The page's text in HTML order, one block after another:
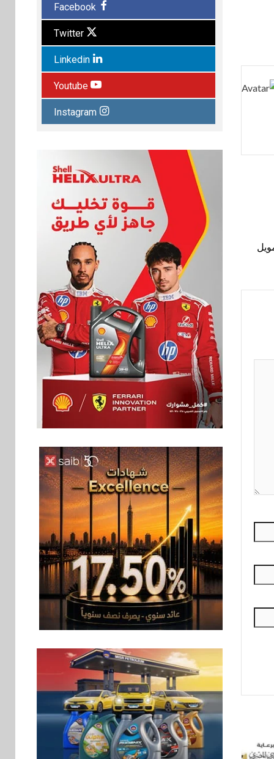
Facebook
Twitter
Linkedin
Youtube
Instagram
6 بنوك
بنك QNB مصر يعزز
جاهزية المشروعات
الصغيرة والمتوسطة
للنمو والتوسع
7
اخبار
فيكسد مصر و”حلول”
تتشاركان في تطوير
أول منصة للسياحة
الصحية في مصر
والشرق الأوسط
وأفريقيا Tour4Cure
8
هواوي: هاتف nova 15
Max بطارية ضخمة
وتصميم متين جهازًا
مثاليًا للشباب
9
اقتصاد
إي اف چي فاينانس
تستعرض خطط نمو